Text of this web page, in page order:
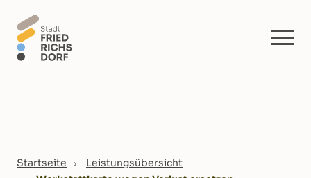
You are here:
Startseite
Leistungsübersicht